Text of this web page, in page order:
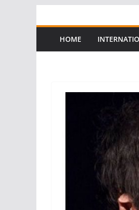
to
contentHOME